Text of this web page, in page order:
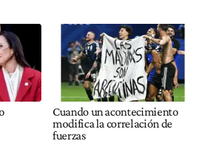
Cuando un acontecimiento
modifica la correlación de
fuerzas